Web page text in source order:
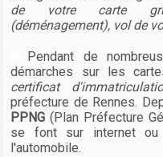
de votre carte
(déménagement), vol de
Pendant de
démarches sur les
certificat
préfecture de Rennes.
PPNG(Plan Préfecture
se font sur internet ou
l'automobile.